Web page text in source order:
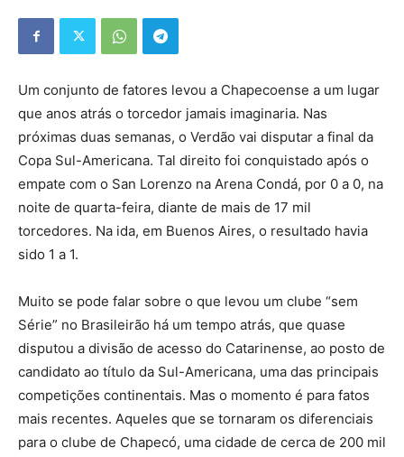
Um conjunto de fatores levou a Chapecoense a um lugar
que anos atrás o torcedor jamais imaginaria. Nas
próximas duas semanas, o Verdão vai disputar a final da
Copa Sul-Americana. Tal direito foi conquistado após o
empate com o San Lorenzo na Arena Condá, por 0 a 0, na
noite de quarta-feira, diante de mais de 17 mil
torcedores. Na ida, em Buenos Aires, o resultado havia
sido 1 a 1.
Muito se pode falar sobre o que levou um clube “sem
Série” no Brasileirão há um tempo atrás, que quase
disputou a divisão de acesso do Catarinense, ao posto de
candidato ao título da Sul-Americana, uma das principais
competições continentais. Mas o momento é para fatos
mais recentes. Aqueles que se tornaram os diferenciais
para o clube de Chapecó, uma cidade de cerca de 200 mil